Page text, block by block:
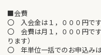
■会費
〇 入会金は１，０００円です
〇 会費は月１，０００円で
ります）
〇 年単位一括でのお申込みは